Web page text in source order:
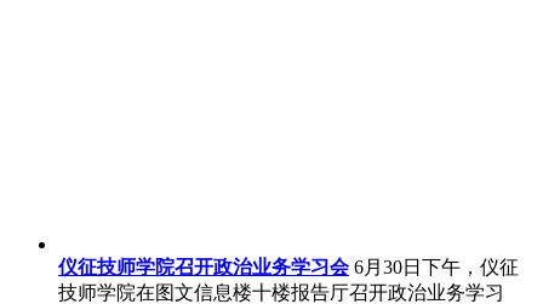
仪征技师学院召开政治业务学习会 6月30日下午，仪征
技师学院在图文信息楼十楼报告厅召开政治业务学习